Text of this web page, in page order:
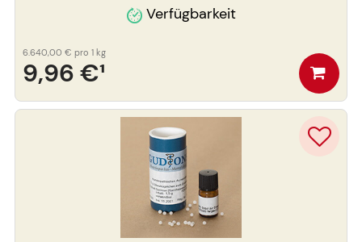
Verfügbarkeit
9,96 €¹
6.640,00 € pro 1 kg